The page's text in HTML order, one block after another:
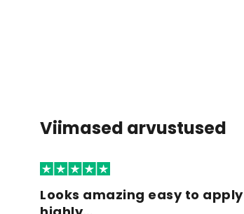
Viimased arvustused
Looks amazing easy to apply